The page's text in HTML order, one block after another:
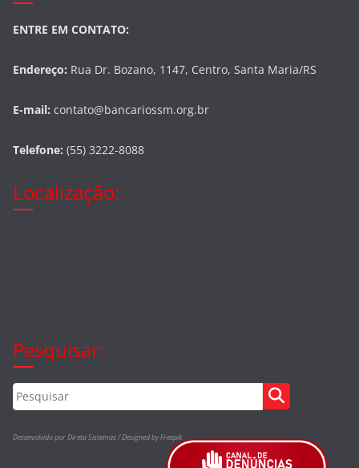
ENTRE EM CONTATO:
Endereço: Rua Dr. Bozano, 1147, Centro, Santa Maria/RS
E-mail: contato@bancariossm.org.br
Telefone: (55) 3222-8088
Localização:
Pesquisar:
Desenvolvido por Direta Sistemas /Designed by Freepik